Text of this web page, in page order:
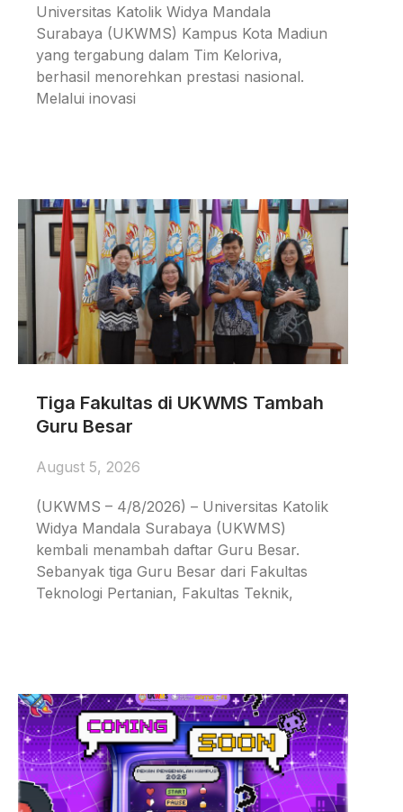
Universitas Katolik Widya Mandala
Surabaya (UKWMS) Kampus Kota Madiun
yang tergabung dalam Tim Keloriva,
berhasil menorehkan prestasi nasional.
Melalui inovasi
Tiga Fakultas di UKWMS Tambah
Guru Besar
August 5, 2026
(UKWMS – 4/8/2026) – Universitas Katolik
Widya Mandala Surabaya (UKWMS)
kembali menambah daftar Guru Besar.
Sebanyak tiga Guru Besar dari Fakultas
Teknologi Pertanian, Fakultas Teknik,